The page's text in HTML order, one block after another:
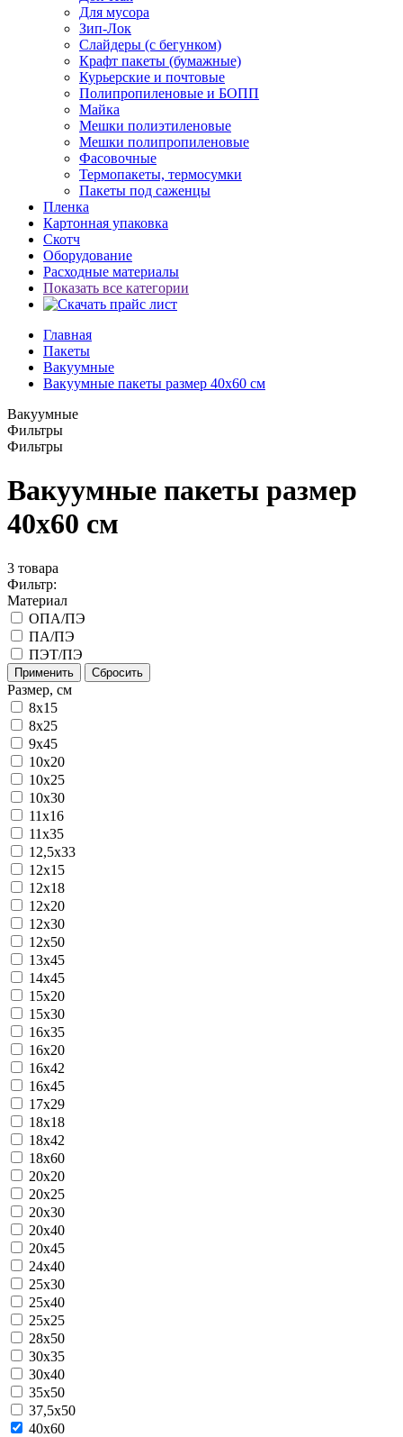
Для мусора
Зип-Лок
Слайдеры (с бегунком)
Крафт пакеты (бумажные)
Курьерские и почтовые
Полипропиленовые и БОПП
Майка
Мешки полиэтиленовые
Мешки полипропиленовые
Фасовочные
Термопакеты, термосумки
Пакеты под саженцы
Пленка
Картонная упаковка
Скотч
Оборудование
Расходные материалы
Показать все категории
Главная
Пакеты
Вакуумные
Вакуумные пакеты размер 40x60 см
Вакуумные
Фильтры
Фильтры
Вакуумные пакеты размер
40x60 см
3 товара
Фильтр:
Материал
ОПА/ПЭ
ПА/ПЭ
ПЭТ/ПЭ
Применить Сбросить
Размер, см
8x15
8х25
9х45
10x20
10x25
10x30
11x16
11х35
12,5х33
12x15
12x18
12x20
12x30
12х50
13x45
14х45
15x20
15x30
16x35
16х20
16х42
16х45
17х29
18х18
18х42
18х60
20x20
20x25
20x30
20x40
20х45
24х40
25x30
25x40
25х25
28x50
30x35
30x40
35x50
37,5х50
40x60